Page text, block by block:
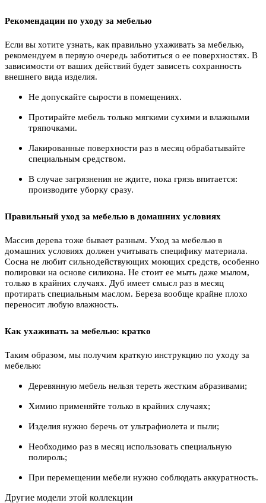
Рекомендации по уходу за мебелью
Если вы хотите узнать, как правильно ухаживать за мебелью,
рекомендуем в первую очередь заботиться о ее поверхностях. В
зависимости от ваших действий будет зависеть сохранность
внешнего вида изделия.
Не допускайте сырости в помещениях.
Протирайте мебель только мягкими сухими и влажными
тряпочками.
Лакированные поверхности раз в месяц обрабатывайте
специальным средством.
В случае загрязнения не ждите, пока грязь впитается:
производите уборку сразу.
Правильный уход за мебелью в домашних условиях
Массив дерева тоже бывает разным. Уход за мебелью в
домашних условиях должен учитывать специфику материала.
Сосна не любит сильнодействующих моющих средств, особенно
полировки на основе силикона. Не стоит ее мыть даже мылом,
только в крайних случаях. Дуб имеет смысл раз в месяц
протирать специальным маслом. Береза вообще крайне плохо
переносит любую влажность.
Как ухаживать за мебелью: кратко
Таким образом, мы получим краткую инструкцию по уходу за
мебелью:
Деревянную мебель нельзя тереть жестким абразивами;
Химию применяйте только в крайних случаях;
Изделия нужно беречь от ультрафиолета и пыли;
Необходимо раз в месяц использовать специальную
полироль;
При перемещении мебели нужно соблюдать аккуратность.
Другие модели этой коллекции